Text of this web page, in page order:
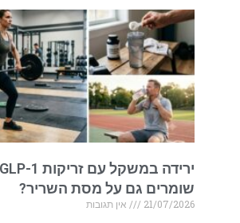
שומרים גם על מסת השריר?
21/07/2026
אין תגובות